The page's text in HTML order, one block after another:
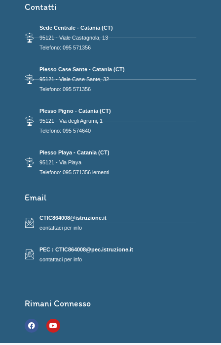
Contatti
Sede Centrale - Catania (CT)
95121 - Viale Castagnola, 13
Telefono: 095 571356
Plesso Case Sante - Catania (CT)
95121 - Viale Case Sante, 32
Telefono: 095 571356
Plesso Pigno - Catania (CT)
95121 - Via degli Agrumi, 1
Telefono: 095 574640
Plesso Playa - Catania (CT)
95121 - Via Playa
Telefono: 095 571356 lementi
Email
CTIC864008@istruzione.it
contattaci per info
PEC : CTIC864008@pec.istruzione.it
contattaci per info
Rimani Connesso
F
a
e
Y
o
t